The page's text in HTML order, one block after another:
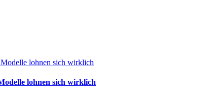
lohnen sich wirklich